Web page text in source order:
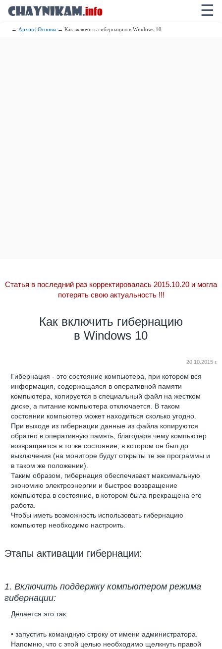
☰
→ Архив | Основы → Как включить гибернацию в Windows 10
Статья в последний раз корректировалась 2015.10.20 и могла
потерять свою актуальность!!!
Как включить гибернацию
в Windows 10
20.10.2015 г.
Гибернация - это состояние компьютера, при котором вся
информация, содержащаяся в оперативной памяти
компьютера, копируется в специальный файл на жестком
диске, а питание компьютера отключается. В таком
состоянии компьютер может находиться сколько угодно.
При выходе из гибернации данные из файла копируются
обратно в оперативную память, благодаря чему компьютер
возвращается в то же состояние, в котором он был до
выключения (на мониторе будут открыты те же программы и
в таком же положении).
Таким образом, гибернация обеспечивает максимальную
экономию электроэнергии и быстрое возвращение
компьютера в состояние, в котором была прекращена его
работа.
Чтобы иметь возможность использовать гибернацию
компьютер необходимо настроить.
Этапы активации гибернации:
1. Включить поддержку компьютером режима
гибернации:
Делается это так:
• запустить командную строку от имени администратора.
Напомню, что с этой целью необходимо щелкнуть правой